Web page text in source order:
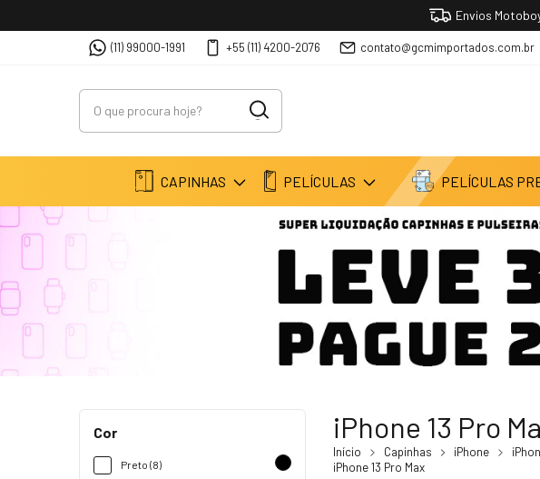
Envios
(11) 99000-1991 +55 (11) 4200-2076 contato@gcmimportados.com.br
CAPINHAS PELÍCULAS PELÍCULAS
Cor
Preto (8)
iPhone 13 Pro
Início Capinhas iPhone
iPhone 13 Pro Max